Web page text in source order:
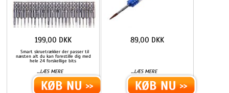
Smart skruetrækker der passer til
næsten alt du kan forestille dig med
hele 24 forskellige bits
...LÆS MERE
199,00 DKK
...LÆS MERE
89,00 DKK